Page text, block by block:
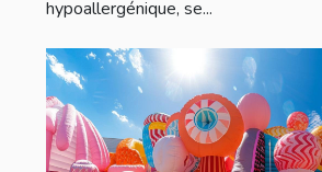
hypoallergénique, se...